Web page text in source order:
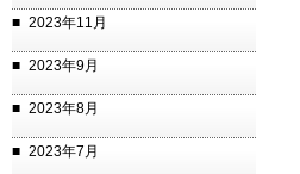
2023年11月
2023年9月
2023年8月
2023年7月